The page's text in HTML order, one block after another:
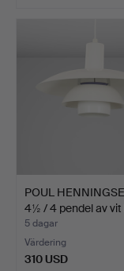
POUL
4½ / 4 pendel av
5 dagar
Värdering
310 USD